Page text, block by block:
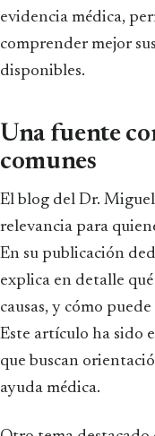
evidencia médica,
comprender mejor
disponibles.
Una fuente
comunes
El blog del Dr.
relevancia para
En su publicación
explica en detalle
causas, y cómo
Este artículo ha sido
que buscan
ayuda médica.